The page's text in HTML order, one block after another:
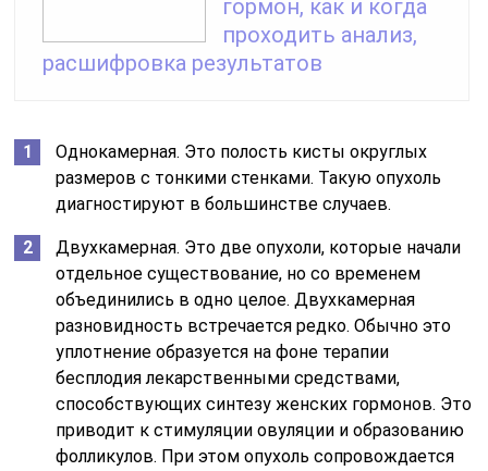
гормон, как и когда
проходить анализ,
расшифровка результатов
Однокамерная. Это полость кисты округлых
размеров с тонкими стенками. Такую опухоль
диагностируют в большинстве случаев.
Двухкамерная. Это две опухоли, которые начали
отдельное существование, но со временем
объединились в одно целое. Двухкамерная
разновидность встречается редко. Обычно это
уплотнение образуется на фоне терапии
бесплодия лекарственными средствами,
способствующих синтезу женских гормонов. Это
приводит к стимуляции овуляции и образованию
фолликулов. При этом опухоль сопровождается